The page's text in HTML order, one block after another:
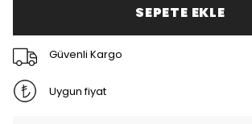
SEPETE EKLE
Güvenli Kargo
Uygun fiyat